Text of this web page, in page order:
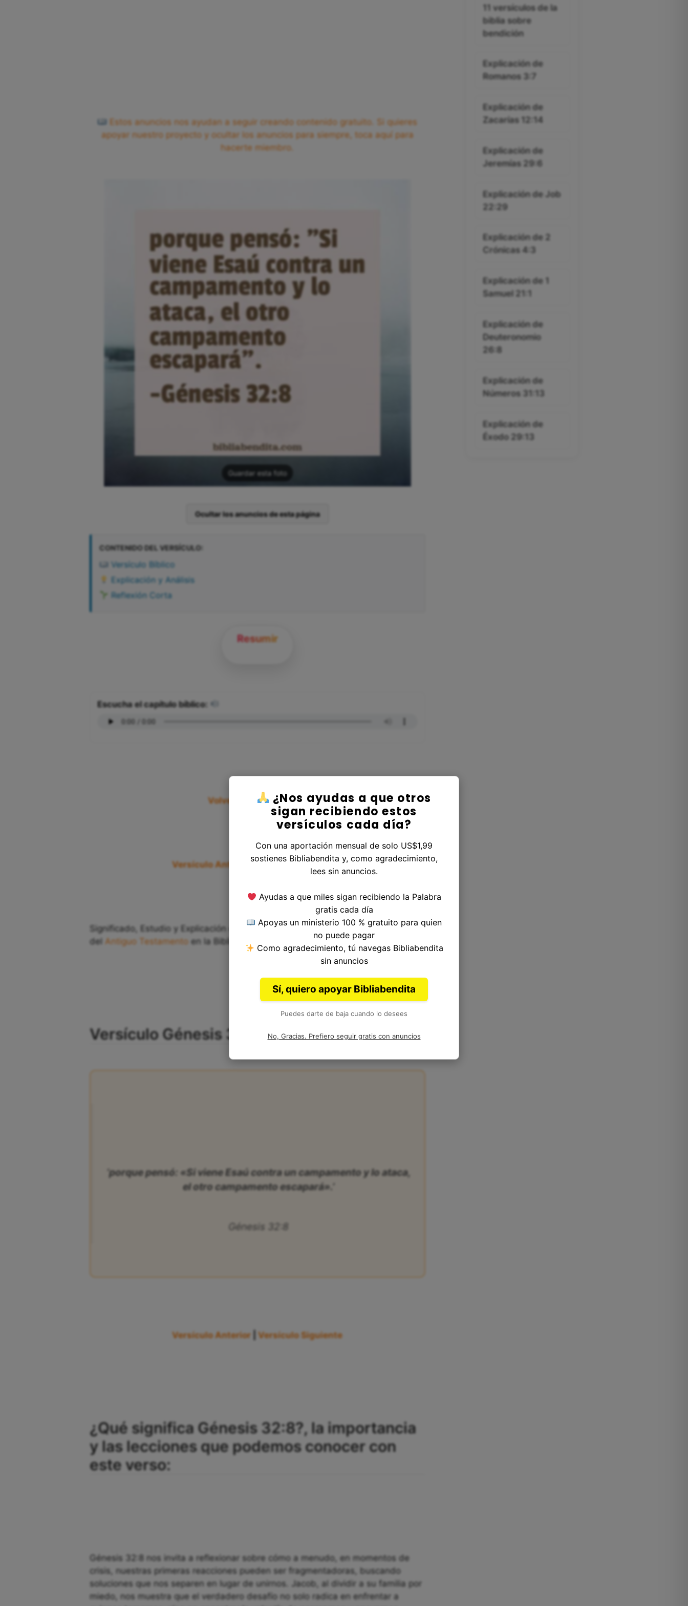
Estos anuncios nos ayudan a seguir creando contenido gratuito. Si quieres
apoyar nuestro proyecto y ocultar los anuncios para siempre, toca aquí para
hacerte miembro.
Guardar esta foto
Ocultar los anuncios de esta página
CONTENIDO DEL VERSÍCULO:
Versículo Bíblico
Explicación y Análisis
Reflexión Corta
Resumir
Escucha el capítulo bíblico:
Volver al Libro Génesis
Versículo Anterior|Versículo Siguiente
Significado, Estudio y Explicación del Versículo 8, Capítulo 32, Libro de Génesis
del Antiguo Testamentoen la Biblia. Autoría: Moisés.
Versículo Génesis 32:8 de la Biblia
‘porque pensó: «Si viene Esaú contra un campamento y lo ataca,
el otro campamento escapará».’
Génesis 32:8
Versículo Anterior |Versículo Siguiente
¿Qué significa Génesis 32:8?, la importancia
y las lecciones que podemos conocer con
este verso:
Génesis 32:8 nos invita a reflexionar sobre cómo a menudo, en momentos de
crisis, nuestras primeras reacciones pueden ser fragmentadoras, buscando
soluciones que nos separen en lugar de unirnos. Jacob, al dividir a su familia por
miedo, nos muestra que el verdadero desafío no solo radica en enfrentar a
11 versículos de la
biblia sobre
bendición
Explicación de
Romanos 3:7
Explicación de
Zacarías 12:14
Explicación de
Jeremías 29:6
Explicación de Job
22:29
Explicación de 2
Crónicas 4:3
Explicación de 1
Samuel 21:1
Explicación de
Deuteronomio
26:8
Explicación de
Números 31:13
Explicación de
Éxodo 29:13
¿Nos ayudas a que otros
sigan recibiendo estos
versículos cada día?
Con una aportación mensual de solo US$1,99
sostienes Bibliabendita y, como agradecimiento,
lees sin anuncios.
Ayudas a que miles sigan recibiendo la Palabra
gratis cada día
Apoyas un ministerio 100 % gratuito para quien
no puede pagar
Como agradecimiento, tú navegas Bibliabendita
sin anuncios
Sí, quiero apoyar Bibliabendita
Puedes darte de baja cuando lo desees
No, Gracias. Prefiero seguir gratis con anuncios